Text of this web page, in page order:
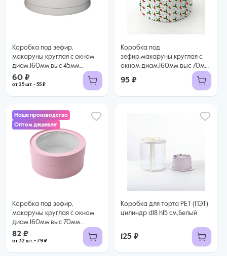
Коробка под зефир,
макаруны круглая с окном
диам.160мм выс 45мм
(БЕЛАЯ)
60 ₽
от 25 шт. - 55 ₽
60 ₽
55 ₽ за шт. при заказе от 25 шт.
Коробка под
зефир,макаруны круглая с
окном диам.160мм выс 70мм
№10)Рождественские носки
95 ₽
Наше производство
Оптом дешевле!
Коробка под зефир,
макаруны круглая с окном
диам.160мм выс 70мм
(СВЕТЛО РОЗОВАЯ)
82 ₽
от 32 шт. - 79 ₽
79 ₽ за шт. при заказе от 32 шт.
Купить оптом
Коробка для торта РЕТ (ПЭТ)
цилиндр d18 h15 см,Белый
125 ₽